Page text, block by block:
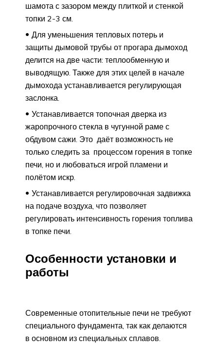
шамота с зазором между плиткой и стенкой
топки 2-3 см.
Для уменьшения тепловых потерь и
защиты дымовой трубы от прогара дымоход
делится на две части: теплообменную и
выводящую. Также для этих целей в начале
дымохода устанавливается регулирующая
заслонка.
Устанавливается топочная дверка из
жаропрочного стекла в чугунной раме с
обдувом сажи. Это даёт возможность не
только следить за процессом горения в топке
печи, но и любоваться игрой пламени и
полётом искр.
Устанавливается регулировочная задвижка
на подаче воздуха, что позволяет
регулировать интенсивность горения топлива
в топке печи.
Особенности установки и
работы
Современные отопительные печи не требуют
специального фундамента, так как делаются
в основном из специальных сплавов.